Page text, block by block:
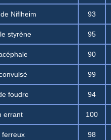
Niflheim 93
styrène 95
90
99
foudre 94
errant 100
ferreux 98